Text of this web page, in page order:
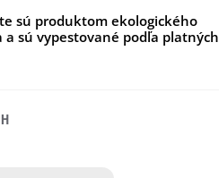
sú produktom ekologického
a sú vypestované podľa platných